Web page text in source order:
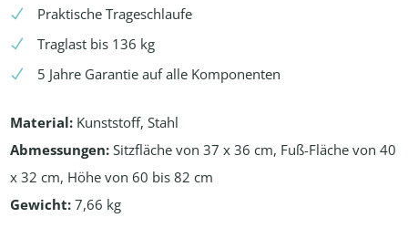
Praktische Trageschlaufe
Traglast bis 136 kg
5 Jahre Garantie auf alle Komponenten
Material: Kunststoff, Stahl
Abmessungen: Sitzfläche von 37 x 36 cm, Fuß-Fläche von 40
x 32 cm, Höhe von 60 bis 82 cm
Gewicht: 7,66 kg